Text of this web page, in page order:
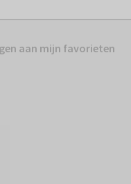
aan mijn favorieten